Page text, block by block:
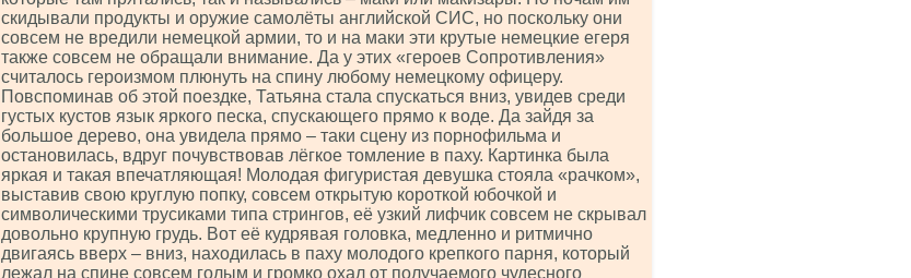
скидывали продукты и оружие самолёты английской СИС, но поскольку они
совсем не вредили немецкой армии, то и на маки эти крутые немецкие егеря
также совсем не обращали внимание. Да у этих «героев Сопротивления»
считалось героизмом плюнуть на спину любому немецкому офицеру.
Повспоминав об этой поездке, Татьяна стала спускаться вниз, увидев среди
густых кустов язык яркого песка, спускающего прямо к воде. Да зайдя за
большое дерево, она увидела прямо – таки сцену из порнофильма и
остановилась, вдруг почувствовав лёгкое томление в паху. Картинка была
яркая и такая впечатляющая! Молодая фигуристая девушка стояла «рачком»,
выставив свою круглую попку, совсем открытую короткой юбочкой и
символическими трусиками типа стрингов, её узкий лифчик совсем не скрывал
довольно крупную грудь. Вот её кудрявая головка, медленно и ритмично
двигаясь вверх – вниз, находилась в паху молодого крепкого парня, который
лежал на спине совсем голым и громко охал от получаемого чудесного